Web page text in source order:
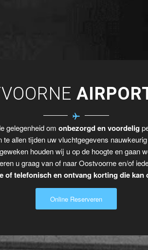
gelegenheid om onbezorgd en voordelig
te allen tijden uw vluchtgegevens
houden wij u op de hoogte en gaan
u graag van of naar Oostvoorne en/of
of telefonisch en ontvang korting die kan
Online Reserveren